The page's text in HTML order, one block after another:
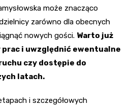
może znacząco
zarówno dla obecnych
nowych gości. Warto już
i uwzględnić ewentualne
czy dostępie do
latach.
i szczegółowych